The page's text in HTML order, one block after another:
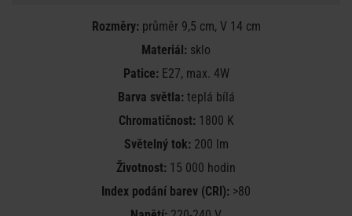
Rozměry:průměr 9,5 cm, V 14 cm
Materiál: sklo
Patice:E27, max. 4W
Barva světla:teplá bílá
Chromatičnost:1800 K
Světelný tok:200 lm
Životnost: 15 000 hodin
Index podání barev (CRI): >80